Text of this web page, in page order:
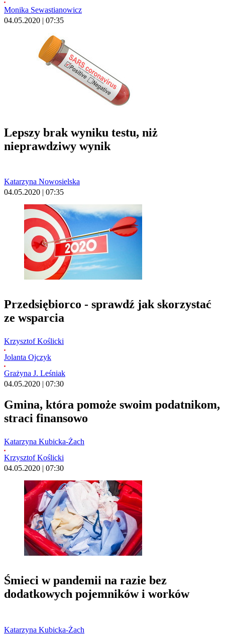
Monika Sewastianowicz
04.05.2020 | 07:35
Lepszy brak wyniku testu, niż
nieprawdziwy wynik
Katarzyna Nowosielska
04.05.2020 | 07:35
Przedsiębiorco - sprawdź jak skorzystać
ze wsparcia
Krzysztof Koślicki
Jolanta Ojczyk
Grażyna J. Leśniak
04.05.2020 | 07:30
Gmina, która pomoże swoim podatnikom,
straci finansowo
Katarzyna Kubicka-Żach
Krzysztof Koślicki
04.05.2020 | 07:30
Śmieci w pandemii na razie bez
dodatkowych pojemników i worków
Katarzyna Kubicka-Żach